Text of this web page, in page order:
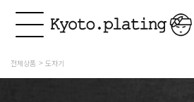
전체상품 도자기